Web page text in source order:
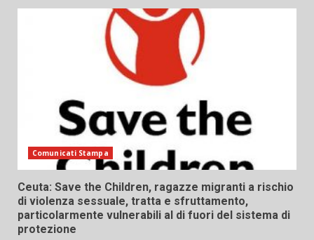
Comunicati Stampa
Ceuta: Save the Children, ragazze migranti a rischio
di violenza sessuale, tratta e sfruttamento,
particolarmente vulnerabili al di fuori del sistema di
protezione